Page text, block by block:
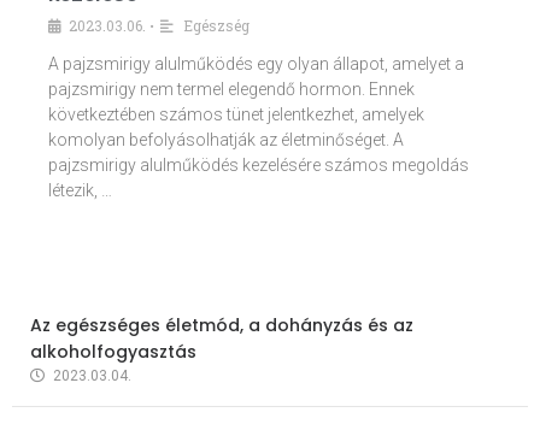
2023.03.06. •
Egészség
A pajzsmirigy alulműködés egy olyan állapot, amelyet a
pajzsmirigy nem termel elegendő hormon. Ennek
következtében számos tünet jelentkezhet, amelyek
komolyan befolyásolhatják az életminőséget. A
pajzsmirigy alulműködés kezelésére számos megoldás
létezik, …
Az egészséges életmód, a dohányzás és az
alkoholfogyasztás
2023.03.04.